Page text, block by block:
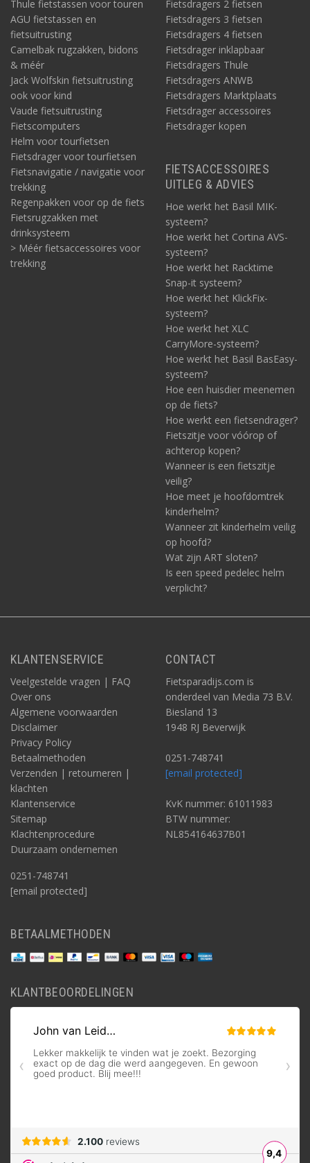
Thule fietstassen voor touren
AGU fietstassen en
fietsuitrusting
Camelbak rugzakken, bidons
& méér
Jack Wolfskin fietsuitrusting
ook voor kind
Vaude fietsuitrusting
Fietscomputers
Helm voor tourfietsen
Fietsdrager voor tourfietsen
Fietsnavigatie / navigatie voor
trekking
Regenpakken voor op de fiets
Fietsrugzakken met
drinksysteem
> Méér fietsaccessoires voor
trekking
Fietsdragers 2 fietsen
Fietsdragers 3 fietsen
Fietsdragers 4 fietsen
Fietsdrager inklapbaar
Fietsdragers Thule
Fietsdragers ANWB
Fietsdragers Marktplaats
Fietsdrager accessoires
Fietsdrager kopen
FIETSACCESSOIRES
UITLEG & ADVIES
Hoe werkt het Basil MIK-
systeem?
Hoe werkt het Cortina AVS-
systeem?
Hoe werkt het Racktime
Snap-it systeem?
Hoe werkt het KlickFix-
systeem?
Hoe werkt het XLC
CarryMore-systeem?
Hoe werkt het Basil BasEasy-
systeem?
Hoe een huisdier meenemen
op de fiets?
Hoe werkt een fietsendrager?
Fietszitje voor vóórop of
achterop kopen?
Wanneer is een fietszitje
veilig?
Hoe meet je hoofdomtrek
kinderhelm?
Wanneer zit kinderhelm veilig
op hoofd?
Wat zijn ART sloten?
Is een speed pedelec helm
verplicht?
KLANTENSERVICE
Veelgestelde vragen | FAQ
Over ons
Algemene voorwaarden
Disclaimer
Privacy Policy
Betaalmethoden
Verzenden | retourneren |
klachten
Klantenservice
Sitemap
Klachtenprocedure
Duurzaam ondernemen
0251-748741
[email protected]
CONTACT
Fietsparadijs.com is
onderdeel van Media 73 B.V.
Biesland 13
1948 RJ Beverwijk
0251-748741
[email protected]
KvK nummer: 61011983
BTW nummer:
NL854164637B01
BETAALMETHODEN
KLANTBEOORDELINGEN